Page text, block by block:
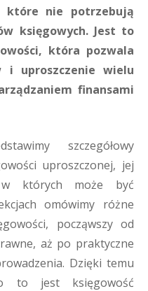
które nie potrzebują
księgowych. Jest to
która pozwala
i uproszczenie wielu
finansami
szczegółowy
uproszczonej, jej
których może być
omówimy różne
począwszy od
aż po praktyczne
Dzięki temu
to jest księgowość